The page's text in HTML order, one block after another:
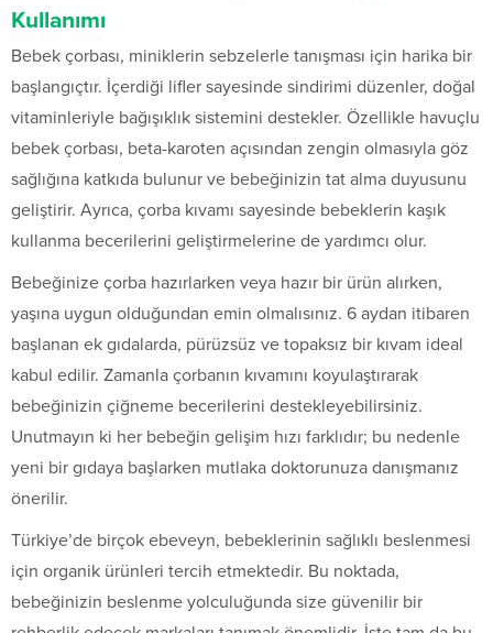
Kullanımı
Bebek çorbası, miniklerin sebzelerle tanışması için harika bir
başlangıçtır. İçerdiği lifler sayesinde sindirimi düzenler, doğal
vitaminleriyle bağışıklık sistemini destekler. Özellikle havuçlu
bebek çorbası, beta-karoten açısından zengin olmasıyla göz
sağlığına katkıda bulunur ve bebeğinizin tat alma duyusunu
geliştirir. Ayrıca, çorba kıvamı sayesinde bebeklerin kaşık
kullanma becerilerini geliştirmelerine de yardımcı olur.
Bebeğinize çorba hazırlarken veya hazır bir ürün alırken,
yaşına uygun olduğundan emin olmalısınız. 6 aydan itibaren
başlanan ek gıdalarda, pürüzsüz ve topaksız bir kıvam ideal
kabul edilir. Zamanla çorbanın kıvamını koyulaştırarak
bebeğinizin çiğneme becerilerini destekleyebilirsiniz.
Unutmayın ki her bebeğin gelişim hızı farklıdır; bu nedenle
yeni bir gıdaya başlarken mutlaka doktorunuza danışmanız
önerilir.
Türkiye’de birçok ebeveyn, bebeklerinin sağlıklı beslenmesi
için organik ürünleri tercih etmektedir. Bu noktada,
bebeğinizin beslenme yolculuğunda size güvenilir bir